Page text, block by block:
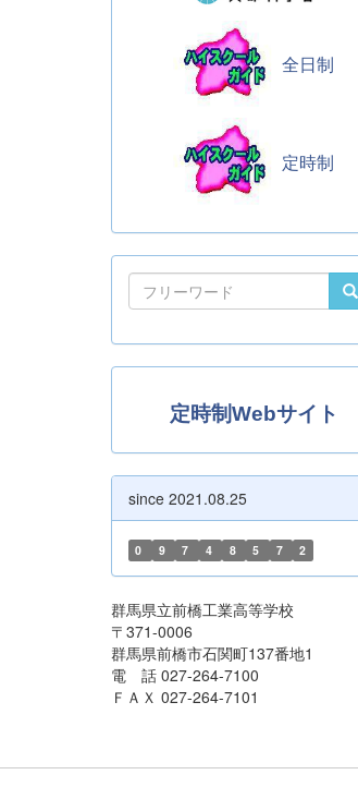
全日制
定時制
定時制Webサイト
since 2021.08.25
0 9 7 4 8 5 7 2
群馬県立前橋工業高等学校
〒371-0006
群馬県前橋市石関町137番地1
電 話 027-264-7100
ＦＡＸ 027-264-7101